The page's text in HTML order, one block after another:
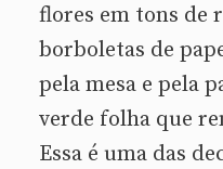
flores em tons de
borboletas de
pela mesa e pela
verde folha que
Essa é uma das